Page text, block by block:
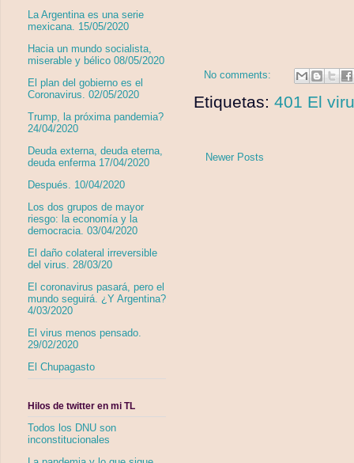
No comments:
Etiquetas: 401 El
Newer Posts
La Argentina es una serie
mexicana. 15/05/2020
Hacia un mundo socialista,
miserable y bélico 08/05/2020
El plan del gobierno es el
Coronavirus. 02/05/2020
Trump, la próxima pandemia?
24/04/2020
Deuda externa, deuda eterna,
deuda enferma 17/04/2020
Después. 10/04/2020
Los dos grupos de mayor
riesgo: la economía y la
democracia. 03/04/2020
El daño colateral irreversible
del virus. 28/03/20
El coronavirus pasará, pero el
mundo seguirá. ¿Y Argentina?
4/03/2020
El virus menos pensado.
29/02/2020
El Chupagasto
Hilos de twitter en mi TL
Todos los DNU son
inconstitucionales